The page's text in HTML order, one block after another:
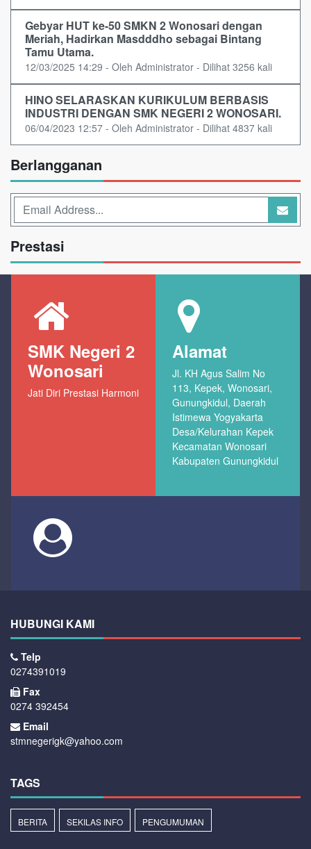
Gebyar HUT ke-50 SMKN 2 Wonosari dengan
Meriah, Hadirkan Masdddho sebagai Bintang
Tamu Utama.
12/03/2025 14:29 - Oleh Administrator - Dilihat 3256 kali
HINO SELARASKAN KURIKULUM BERBASIS
INDUSTRI DENGAN SMK NEGERI 2 WONOSARI.
06/04/2023 12:57 - Oleh Administrator - Dilihat 4837 kali
Berlangganan
Prestasi
SMK Negeri 2
Wonosari
Jati Diri Prestasi Harmoni
Alamat
Jl. KH Agus Salim No
113, Kepek, Wonosari,
Gunungkidul, Daerah
Istimewa Yogyakarta
Desa/Kelurahan Kepek
Kecamatan Wonosari
Kabupaten Gunungkidul
HUBUNGI KAMI
Telp
0274391019
Fax
0274 392454
Email
stmnegerigk@yahoo.com
TAGS
BERITA SEKILAS INFO PENGUMUMAN